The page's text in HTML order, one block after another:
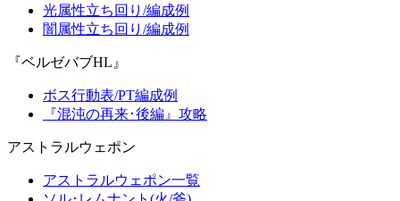
光属性立ち回り/編成例
闇属性立ち回り/編成例
『ベルゼバブHL』
ボス行動表/PT編成例
『混沌の再来･後編』攻略
アストラルウェポン
アストラルウェポン一覧